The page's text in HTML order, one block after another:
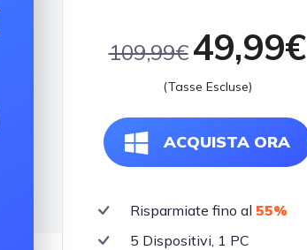
109,99€ 49,99€
(Tasse Escluse)
ACQUISTA ORA
Risparmiate fino al 55%
5 Dispositivi, 1 PC